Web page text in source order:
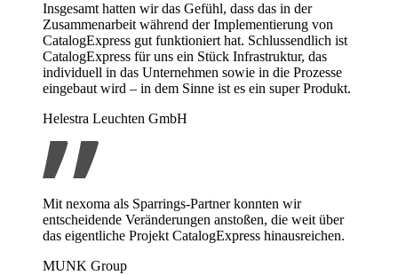
Insgesamt hatten wir das Gefühl, dass das in der
Zusammenarbeit während der Implementierung von
CatalogExpress gut funktioniert hat. Schlussendlich ist
CatalogExpress für uns ein Stück Infrastruktur, das
individuell in das Unternehmen sowie in die Prozesse
eingebaut wird – in dem Sinne ist es ein super Produkt.
Helestra Leuchten GmbH
Mit nexoma als Sparrings-Partner konnten wir
entscheidende Veränderungen anstoßen, die weit über
das eigentliche Projekt CatalogExpress hinausreichen.
MUNK Group